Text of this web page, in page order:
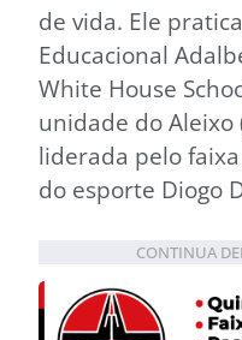
de vida. Ele
Educacional
White House
unidade do
liderada pelo
do esporte Diogo
CONTINUA